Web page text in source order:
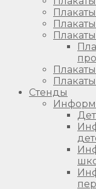
Стенды